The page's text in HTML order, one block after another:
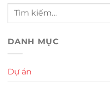
DANH MỤC
Dự án